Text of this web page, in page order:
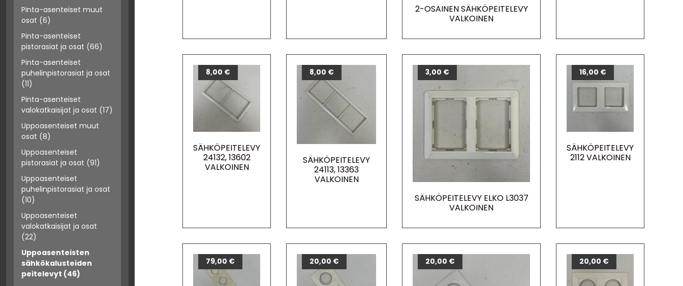
Pinta-asenteiset muut
osat (6)
Pinta-asenteiset
pistorasiat ja osat (66)
Pinta-asenteiset
puhelinpistorasiat ja osat
(11)
Pinta-asenteiset
valokatkaisijat ja osat (17)
Uppoasenteiset muut
osat (8)
Uppoasenteiset
pistorasiat ja osat (91)
Uppoasenteiset
puhelinpistorasiat ja osat
(10)
Uppoasenteiset
valokatkaisijat ja osat
(22)
Uppoasenteisten
sähkökalusteiden
peitelevyt (46)
2-OSAINEN SÄHKÖPEITELEVY
VALKOINEN
SÄHKÖPEITELEVY
24132, 13602
VALKOINEN
8,00 €
SÄHKÖPEITELEVY
24113, 13363
VALKOINEN
8,00 €
SÄHKÖPEITELEVY ELKO L3037
VALKOINEN
3,00 €
SÄHKÖPEITELEVY
2112 VALKOINEN
16,00 €
79,00 € 20,00 € 20,00 € 20,00 €